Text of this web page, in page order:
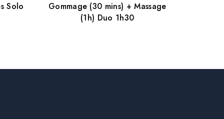
Solo
Gommage (30 mins) + Massage
(1h) Duo 1h30